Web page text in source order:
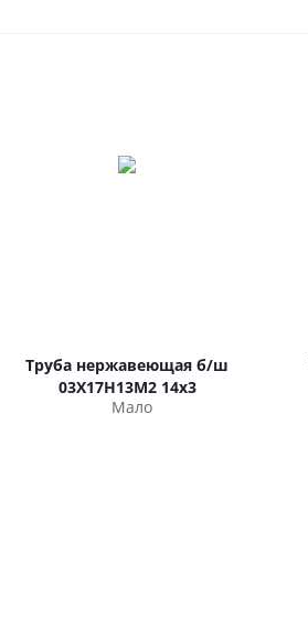
Труба нержавеющая б/ш
03Х17Н13М2 14х3
Мало